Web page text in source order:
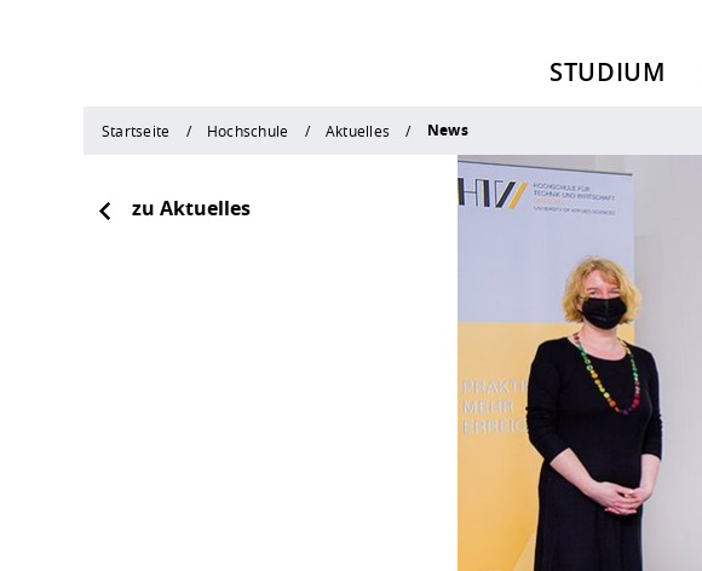
STUDIUM
Startseite Hochschule Aktuelles News
zu Aktuelles